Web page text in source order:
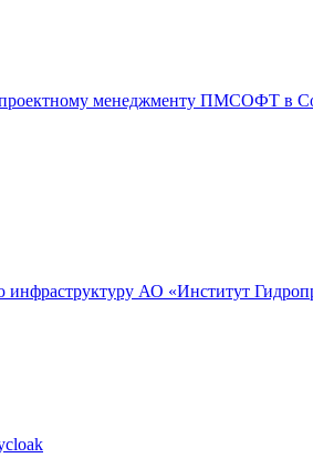
проектному менеджменту ПМСОФТ в
АО «Институт